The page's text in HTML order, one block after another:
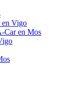
en Vigo
Car en Mos